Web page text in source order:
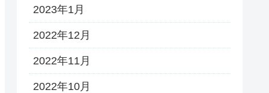
2023年1月
2022年12月
2022年11月
2022年10月